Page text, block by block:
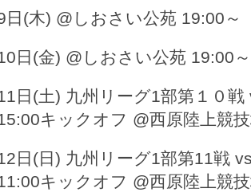
日(木) @しおさい公苑 19:00～
日(金) @しおさい公苑 19:00～
日(土) 九州リーグ1部第１０戦
キックオフ @西原陸上競
日(日) 九州リーグ1部第11戦
キックオフ @西原陸上競